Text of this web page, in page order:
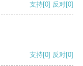
支持[0] 反对[0]
支持[0] 反对[0]